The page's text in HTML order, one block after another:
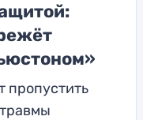
пропустить